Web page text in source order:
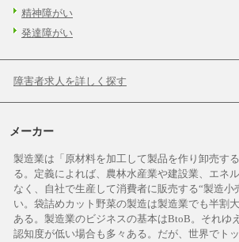
精神障がい
発達障がい
障害者求人を詳しく探す
メーカー
製造業は「原材料を加工して製品を作り卸売す
る。定義によれば、農林水産業や建設業、エネ
なく、自社で生産して消費者に販売する“製造小
い。袋詰めカット野菜の製造は製造業でも半割
ある。製造業のビジネスの基本はBtoB。それゆ
認知度が低い場合も多々ある。だが、世界でト